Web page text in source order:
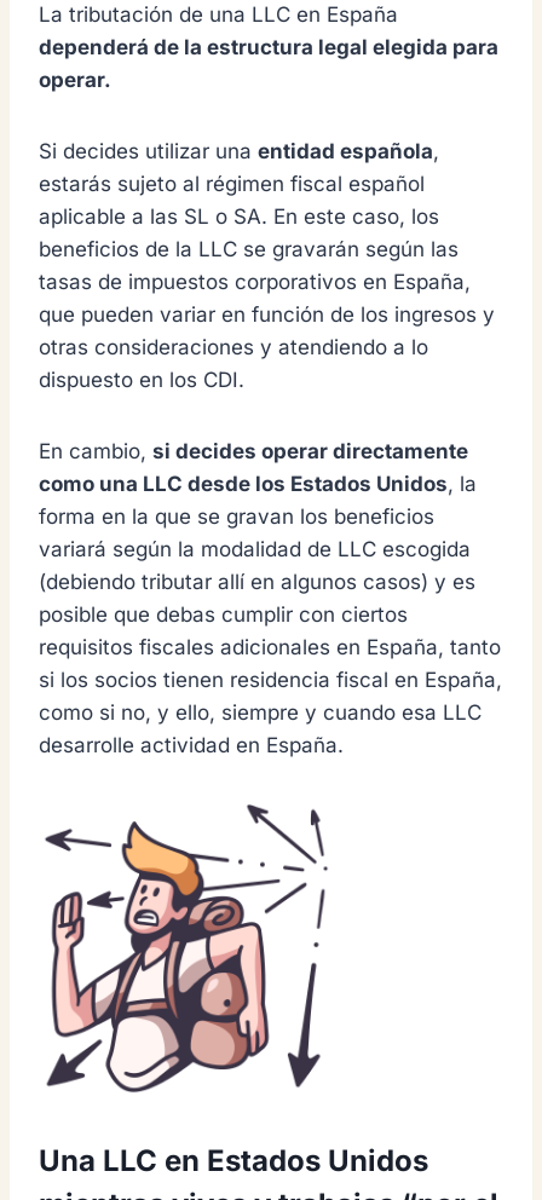
La tributación de una LLC en España
dependerá de la estructura legal elegida para
operar.
Si decides utilizar una entidad española,
estarás sujeto al régimen fiscal español
aplicable a las SL o SA. En este caso, los
beneficios de la LLC se gravarán según las
tasas de impuestos corporativos en España,
que pueden variar en función de los ingresos y
otras consideraciones y atendiendo a lo
dispuesto en los CDI.
En cambio, si decides operar directamente
como una LLC desde los Estados Unidos, la
forma en la que se gravan los beneficios
variará según la modalidad de LLC escogida
(debiendo tributar allí en algunos casos) y es
posible que debas cumplir con ciertos
requisitos fiscales adicionales en España, tanto
si los socios tienen residencia fiscal en España,
como si no, y ello, siempre y cuando esa LLC
desarrolle actividad en España.
Una LLC en Estados Unidos